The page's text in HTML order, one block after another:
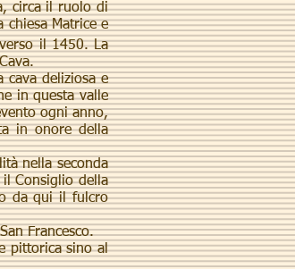
circa il ruolo di
chiesa Matrice e
il 1450. La
deliziosa e
in questa valle
ogni anno,
in onore della
nella seconda
Consiglio della
da qui il fulcro
Francesco.
pittorica sino al